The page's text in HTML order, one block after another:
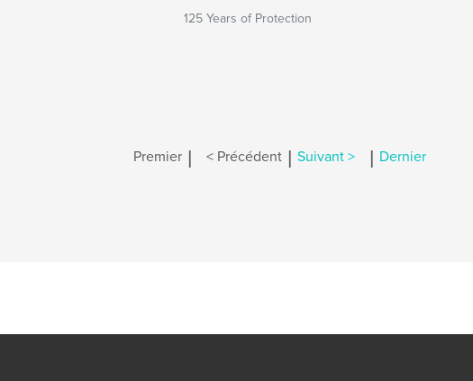
125 Years of Protection
Premier | < Précédent | Suivant > | Dernier